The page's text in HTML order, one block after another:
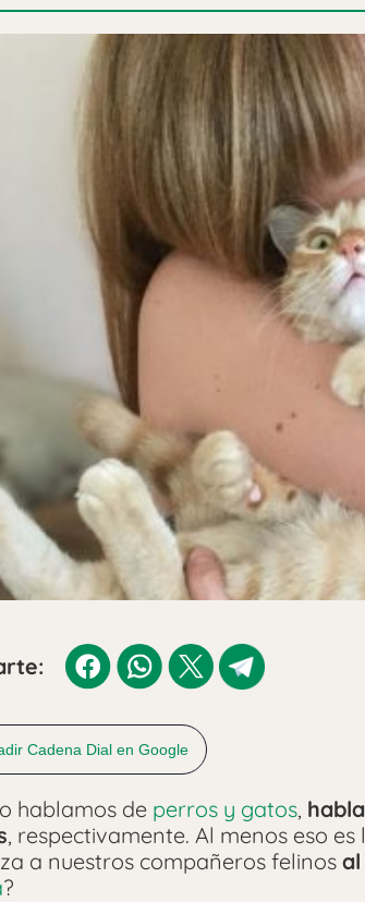
Cadena Dial en Google
hablamos de perros y gatos,
, respectivamente. Al menos eso
a nuestros compañeros felinos
?